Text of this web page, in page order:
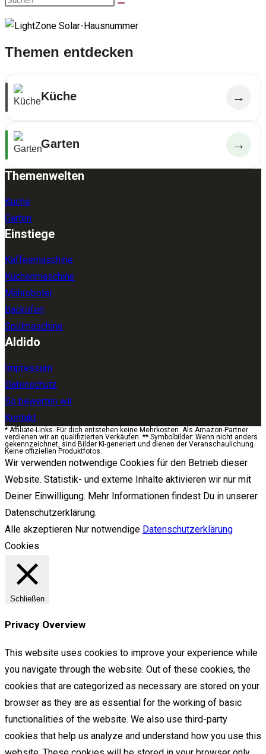
Themen entdecken
Küche →
Garten →
Themenwelten
Küche
Garten
Einstiege
Kaffeemaschine
Küchenmaschine
Mähroboter
Backofen
Spülmaschine
Aldido
Impressum
Datenschutz
So bewerten wir
Kontakt
* Affiliate-Links. Für dich entstehen keine Mehrkosten. Als Amazon-Partner
verdienen wir an qualifizierten Verkäufen. ** Symbolbilder: Wenn nicht anders
gekennzeichnet, sind Bilder KI-generiert und dienen der Veranschaulichung.
Keine offiziellen Produktfotos.
Wir verwenden notwendige Cookies für den Betrieb dieser
Website. Statistik- und externe Inhalte aktivieren wir nur mit
Deiner Einwilligung. Mehr Informationen findest Du in unserer
Datenschutzerklärung.
Alle akzeptieren Nur notwendige Datenschutzerklärung
Cookies
Schließen
Privacy Overview
This website uses cookies to improve your experience while
you navigate through the website. Out of these cookies, the
cookies that are categorized as necessary are stored on your
browser as they are as essential for the working of basic
functionalities of the website. We also use third-party
cookies that help us analyze and understand how you use this